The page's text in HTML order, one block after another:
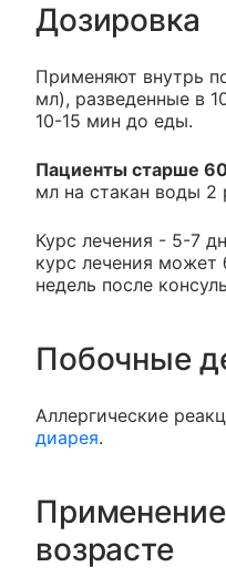
Дозировка
Применяют внутрь
мл), разведенные в
10-15 мин до еды.
Пациенты старше
мл на стакан воды 2
Курс лечения - 5-7
курс лечения может
недель после
Побочные
Аллергические
диарея.
возрасте